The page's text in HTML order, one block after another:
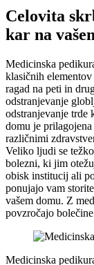
Celovita
kar na
Medicinska
klasičnih
ragad na peti in
odstranjevanje
odstranjevanje trde
domu je
različnimi
Veliko ljudi se
bolezni, ki jim
obisk institucij ali
ponujajo vam
vašem domu. Z
povzročajo
Medicinska